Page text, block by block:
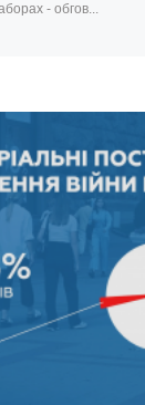
- обгов...